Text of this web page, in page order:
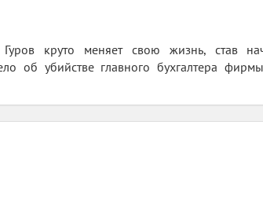
круто меняет свою жизнь, став
об убийстве главного бухгалтера